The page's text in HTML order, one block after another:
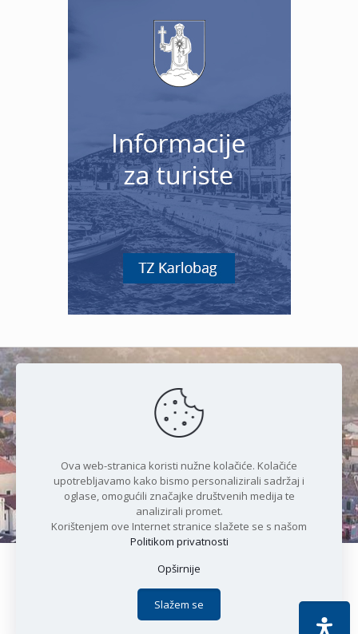
Čudesan spoj kristalnog mora i
prirode
Copyright © 2021 Općina Karlobag | Sva prava pridržana |
Politika privatnosti
Apoc IT
Ova web-stranica koristi nužne kolačiće. Kolačiće
upotrebljavamo kako bismo personalizirali sadržaj i
oglase, omogućili značajke društvenih medija te
analizirali promet.
Korištenjem ove Internet stranice slažete se s našom
Politikom privatnosti
Opširnije
Slažem se